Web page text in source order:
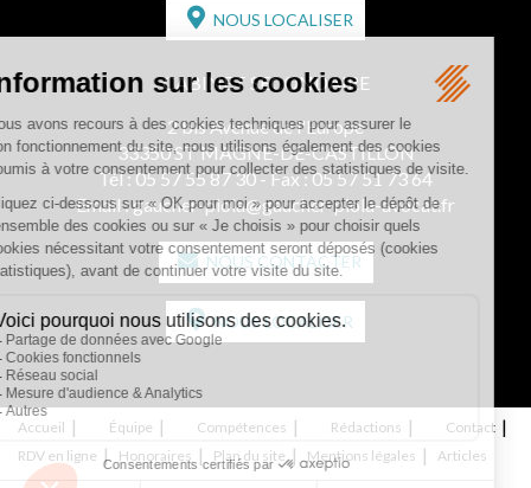
NOUS LOCALISER
CABINET SECONDAIRE
2 bis Avenue de l'Europe
33350 ST MAGNE-DE-CASTILLON
Tél :05 57 55 87 30- Fax : 05 57 51 73 64
Email :gaucher-piola@gaucher-piola-avocat.fr
NOUS CONTACTER
NOUS LOCALISER
Accueil Équipe Compétences Rédactions
Contact
RDV en ligne
Honoraires Plan du site Mentions légales Articles